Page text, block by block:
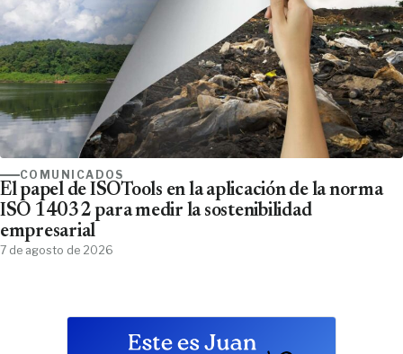
COMUNICADOS
El papel de ISOTools en la aplicación de la norma
ISO 14032 para medir la sostenibilidad
empresarial
7 de agosto de 2026